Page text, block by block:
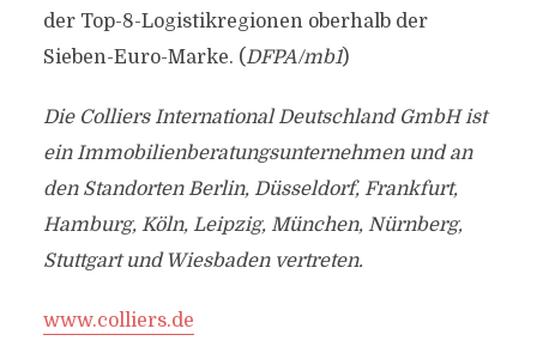
der Top-8-Logistikregionen oberhalb der
Sieben-Euro-Marke. (DFPA/mb1)
Die Colliers International Deutschland GmbH ist
ein Immobilienberatungsunternehmen und an
den Standorten Berlin, Düsseldorf, Frankfurt,
Hamburg, Köln, Leipzig, München, Nürnberg,
Stuttgart und Wiesbaden vertreten.
www.colliers.de